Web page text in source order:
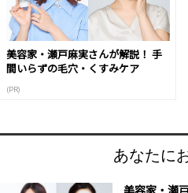
美容家・瀬戸麻実さんが解説！ 手
間いらずの毛穴・くすみケア
(PR)
あなたに